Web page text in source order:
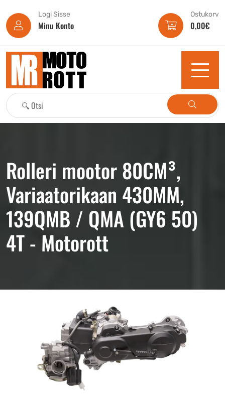
Logi Sisse
Minu Konto
Ostukorv
0,00€
Rolleri mootor 80CM³,
Variaatorikaan 430MM,
139QMB / QMA (GY6 50)
4T - Motorott